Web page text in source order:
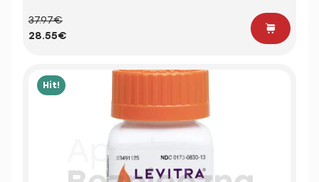
37.97€
28.55€
Hit!